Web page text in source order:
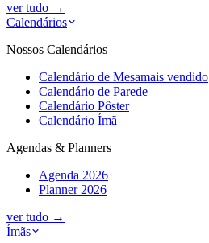
ver tudo →
Calendários
Nossos Calendários
Calendário de Mesamais vendido
Calendário de Parede
Calendário Pôster
Calendário Ímã
Agendas & Planners
Agenda 2026
Planner 2026
ver tudo →
Ímãs